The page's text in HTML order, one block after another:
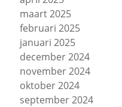
maart 2025
februari 2025
januari 2025
december 2024
november 2024
oktober 2024
september 2024